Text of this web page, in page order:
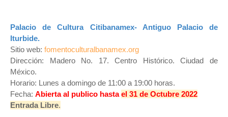
Palacio de Cultura Citibanamex- Antiguo Palacio de
Iturbide.
Sitio web: fomentoculturalbanamex.org
Dirección: Madero No. 17. Centro Histórico. Ciudad de
México.
Horario: Lunes a domingo de 11:00 a 19:00 horas.
Fecha: Abierta al publico hastael 31 de Octubre 2022
Entrada Libre.